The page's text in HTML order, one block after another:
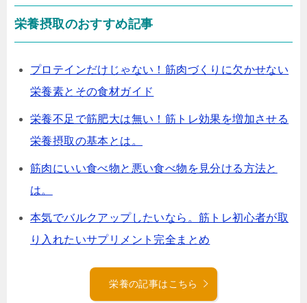
栄養摂取のおすすめ記事
プロテインだけじゃない！筋肉づくりに欠かせない
栄養素とその食材ガイド
栄養不足で筋肥大は無い！筋トレ効果を増加させる
栄養摂取の基本とは。
筋肉にいい食べ物と悪い食べ物を見分ける方法と
は。
本気でバルクアップしたいなら。筋トレ初心者が取
り入れたいサプリメント完全まとめ
栄養の記事はこちら